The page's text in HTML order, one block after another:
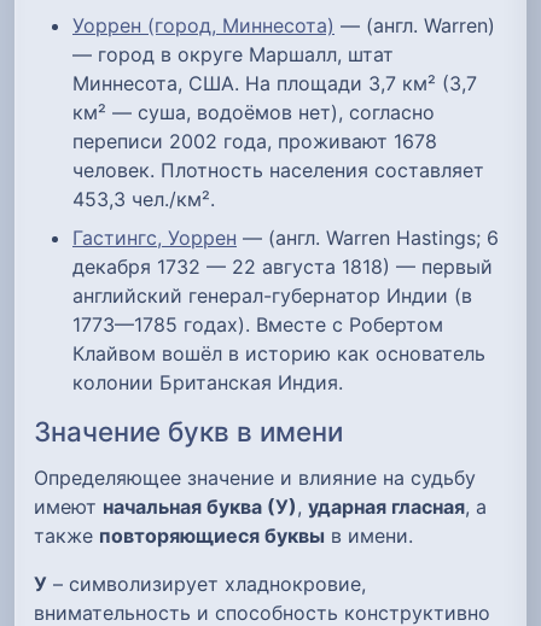
Уоррен (город, Миннесота) — (англ. Warren)
— город в округе Маршалл, штат
Миннесота, США. На площади 3,7 км² (3,7
км² — суша, водоёмов нет), согласно
переписи 2002 года, проживают 1678
человек. Плотность населения составляет
453,3 чел./км².
Гастингс, Уоррен — (англ. Warren Hastings; 6
декабря 1732 — 22 августа 1818) — первый
английский генерал-губернатор Индии (в
1773—1785 годах). Вместе с Робертом
Клайвом вошёл в историю как основатель
колонии Британская Индия.
Значение букв в имени
Определяющее значение и влияние на судьбу
имеют начальная буква (У), ударная гласная, а
также повторяющиеся буквы в имени.
У – символизирует хладнокровие,
внимательность и способность конструктивно